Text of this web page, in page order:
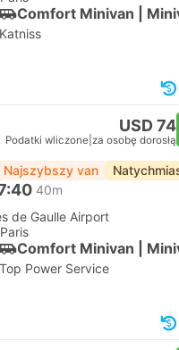
Comfort Minivan |
Katniss
USD 74
Podatki wliczone za osobę dorosłą
Najszybszy van
40m
de Gaulle Airport
Comfort Minivan |
Top Power Service